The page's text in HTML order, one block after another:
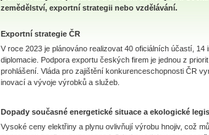
zemědělství, exportní strategii nebo vzdělávání.
Exportní strategie ČR
V roce 2023 je plánováno realizovat 40 oficiálních účastí,
diplomacie. Podpora exportu českých firem je jednou z
prohlášení. Vláda pro zajištění konkurenceschopnosti ČR
inovací a vývoje výrobků a služeb.
Dopady současné energetické situace a ekologické
Vysoké ceny elektřiny a plynu ovlivňují výrobu hnojiv, což